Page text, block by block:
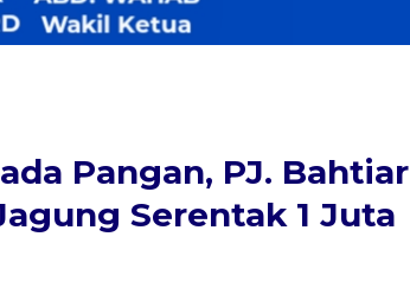
Pangan, PJ. Bahtiar
Serentak 1 Juta